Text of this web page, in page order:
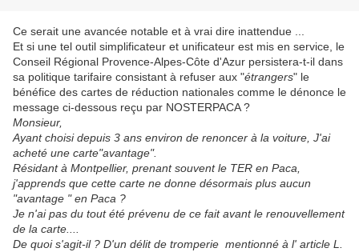
Ce serait une avancée notable et à vrai dire inattendue ...
Et si une tel outil simplificateur et unificateur est mis en service, le
Conseil Régional Provence-Alpes-Côte d'Azur persistera-t-il dans
sa politique tarifaire consistant à refuser aux "étrangers" le
bénéfice des cartes de réduction nationales comme le dénonce le
message ci-dessous reçu par NOSTERPACA ?
Monsieur,
Ayant choisi depuis 3 ans environ de renoncer à la voiture, J'ai
acheté une carte"avantage".
Résidant à Montpellier, prenant souvent le TER en Paca,
j'apprends que cette carte ne donne désormais plus aucun
"avantage " en Paca ?
Je n'ai pas du tout été prévenu de ce fait avant le renouvellement
de la carte....
De quoi s'agit-il ? D'un délit de tromperie mentionné à l' article L.